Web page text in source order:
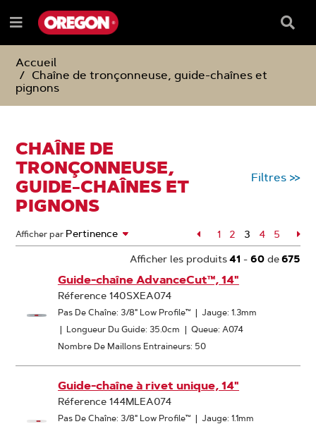
PASSER
AU
CONTENU
PASSER
AU
DE
NAVIGATION
Menu
Barre
de
Accueil
Chaîne de tronçonneuse, guide-chaînes et
pignons
CHAÎNE DE
TRONÇONNEUSE,
GUIDE-CHAÎNES ET
PIGNONS
Filtres >>
Afficher par
Page
Page
1 Page
2 3 Page
4 Page
5
Afficher les produits41 - 60de675
Guide-chaîne AdvanceCut™, 14"
Réference 140SXEA074
Pas De Chaîne: 3/8" Low Profile™ | Jauge: 1.3mm
| Longueur Du Guide: 35.0cm | Queue: A074
Nombre De Maillons Entraineurs: 50
Guide-chaîne à rivet unique, 14"
Réference 144MLEA074
Pas De Chaîne: 3/8" Low Profile™ | Jauge: 1.1mm